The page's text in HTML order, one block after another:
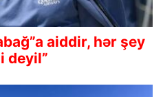
aiddir, hər şey
deyil”